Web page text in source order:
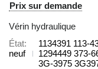
Prix sur demande
Vérin hydraulique
État
neuf
1134391 113-
1294449 373-
3G-3975